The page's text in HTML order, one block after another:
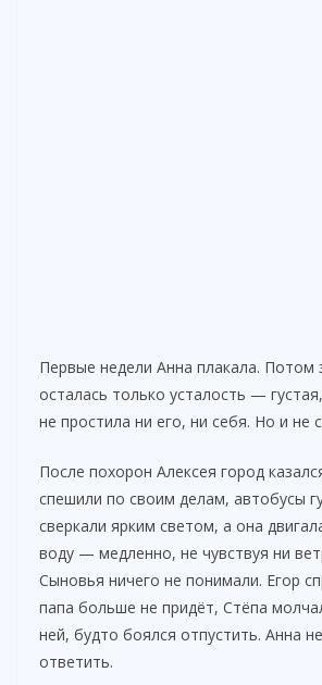
Первые недели Анна плакала. Потом
осталась только усталость —
не простила ни его, ни себя. Но и не
После похорон Алексея город
спешили по своим делам, автобусы
сверкали ярким светом, а она
воду — медленно, не чувствуя ни
Сыновья ничего не понимали. Егор
папа больше не придёт, Стёпа
ней, будто боялся отпустить. Анна
ответить.